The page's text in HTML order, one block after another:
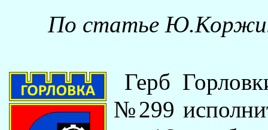
По статье
Герб
№299